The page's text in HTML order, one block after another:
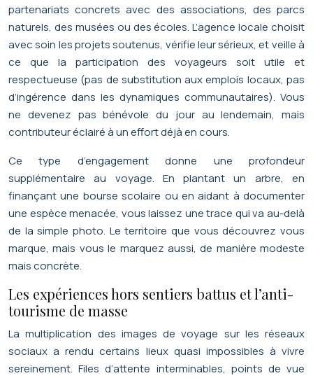
partenariats concrets avec des associations, des parcs
naturels, des musées ou des écoles. L’agence locale choisit
avec soin les projets soutenus, vérifie leur sérieux, et veille à
ce que la participation des voyageurs soit utile et
respectueuse (pas de substitution aux emplois locaux, pas
d’ingérence dans les dynamiques communautaires). Vous
ne devenez pas bénévole du jour au lendemain, mais
contributeur éclairé à un effort déjà en cours.
Ce type d’engagement donne une profondeur
supplémentaire au voyage. En plantant un arbre, en
finançant une bourse scolaire ou en aidant à documenter
une espèce menacée, vous laissez une trace qui va au-delà
de la simple photo. Le territoire que vous découvrez vous
marque, mais vous le marquez aussi, de manière modeste
mais concrète.
Les expériences hors sentiers battus et l’anti-
tourisme de masse
La multiplication des images de voyage sur les réseaux
sociaux a rendu certains lieux quasi impossibles à vivre
sereinement. Files d’attente interminables, points de vue